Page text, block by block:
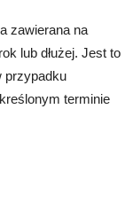
zawierana na
lub dłużej. Jest to
przypadku
terminie